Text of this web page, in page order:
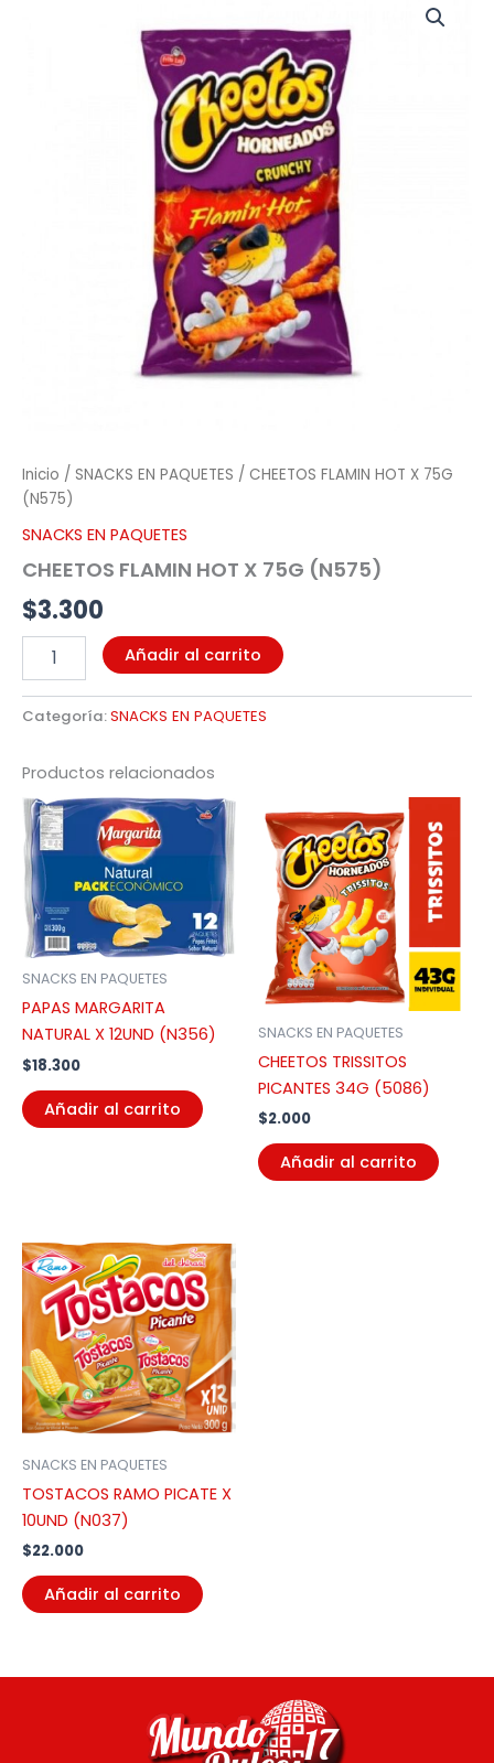
Inicio / SNACKS EN PAQUETES / CHEETOS FLAMIN HOT X 75G
(N575)
SNACKS EN PAQUETES
CHEETOS FLAMIN HOT X 75G (N575)
$3.300
Añadir al carrito
Categoría:SNACKS EN PAQUETES
Productos relacionados
SNACKS EN PAQUETES
PAPAS MARGARITA
NATURAL X 12UND (N356)
$18.300
Añadir al carrito
SNACKS EN PAQUETES
CHEETOS TRISSITOS
PICANTES 34G (5086)
$2.000
Añadir al carrito
SNACKS EN PAQUETES
TOSTACOS RAMO PICATE X
10UND (N037)
$22.000
Añadir al carrito